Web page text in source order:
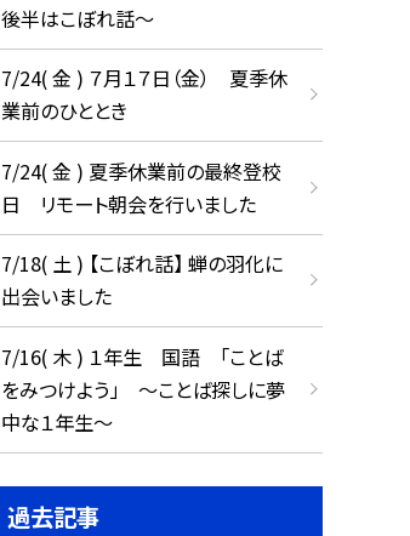
後半はこぼれ話～
7/24( 金 ) ７月１７日（金） 夏季休
業前のひととき
7/24( 金 ) 夏季休業前の最終登校
日 リモート朝会を行いました
7/18( 土 ) 【こぼれ話】 蝉の羽化に
出会いました
7/16( 木 ) １年生 国語 「ことば
をみつけよう」 ～ことば探しに夢
中な１年生～
過去記事